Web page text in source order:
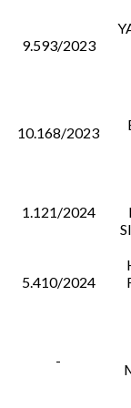
9.593/2023
10.168/2023
1.121/2024
5.410/2024
-